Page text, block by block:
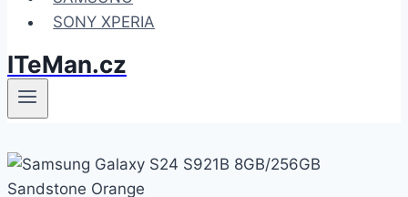
SONY XPERIA
ITeMan.cz